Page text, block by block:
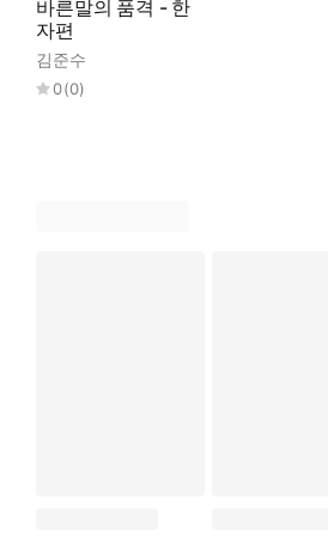
바른말의 품격 - 한
자편
김준수
0(0)